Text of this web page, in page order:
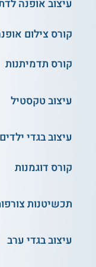
מעת לעת. המידע
הלימודים לא
עיצוב אופנה
קורס צילום
קורס תדמיתנות
עיצוב טקסטיל
עיצוב בגדי ילדים
קורס דוגמנות
תכשיטנות
עיצוב בגדי ערב